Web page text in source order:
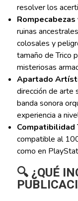
resolver los
ruinas
colosales y
tamaño de Trico
misteriosas
Apartado
dirección de arte
banda sonora
experiencia a
Compatibilidad
compatible al
como en
🔍 ¿QUÉ